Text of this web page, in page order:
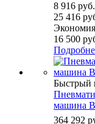
8 916 руб.
25 416
Экономия
16 500
Быстрый
машина
364 292